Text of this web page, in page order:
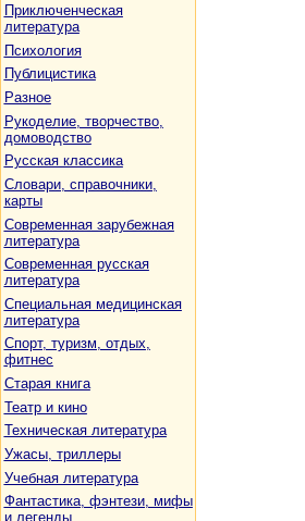
Приключенческая
литература
Психология
Публицистика
Разное
Рукоделие, творчество,
домоводство
Русская классика
Словари, справочники,
карты
Современная зарубежная
литература
Современная русская
литература
Специальная медицинская
литература
Спорт, туризм, отдых,
фитнес
Старая книга
Театр и кино
Техническая литература
Ужасы, триллеры
Учебная литература
Фантастика, фэнтези, мифы
и легенды